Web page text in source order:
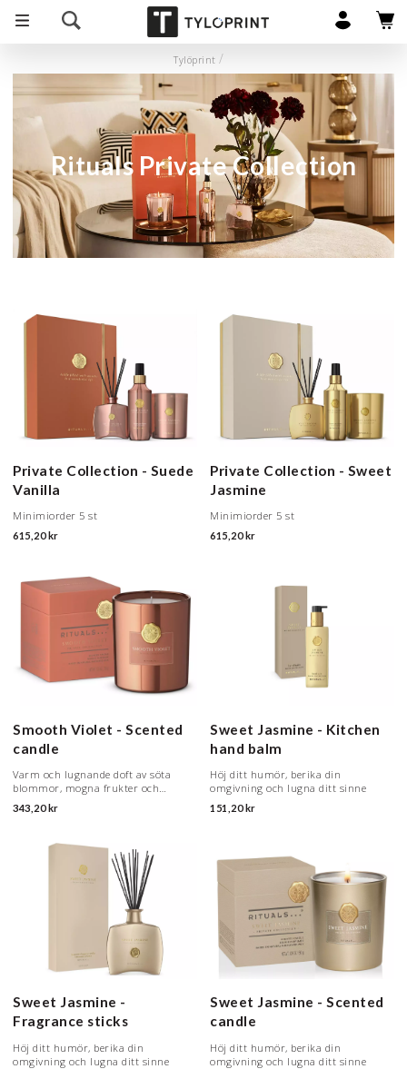
Tylöprint
Rituals Private Collection
Private Collection - Suede
Vanilla
Minimiorder 5 st
615,20 kr
Private Collection - Sweet
Jasmine
Minimiorder 5 st
615,20 kr
Smooth Violet - Scented
candle
Varm och lugnande doft av söta
blommor, mogna frukter och
krämiga träslag.
343,20 kr
Sweet Jasmine - Kitchen
hand balm
Höj ditt humör, berika din
omgivning och lugna ditt sinne
151,20 kr
Sweet Jasmine -
Fragrance sticks
Höj ditt humör, berika din
omgivning och lugna ditt sinne
Sweet Jasmine - Scented
candle
Höj ditt humör, berika din
omgivning och lugna ditt sinne